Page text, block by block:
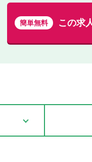
簡単無料 この求